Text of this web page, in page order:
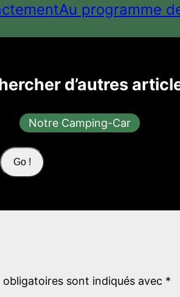
Au programme
d’autres
Notre Camping-Car
Go !
obligatoires sont indiqués avec *